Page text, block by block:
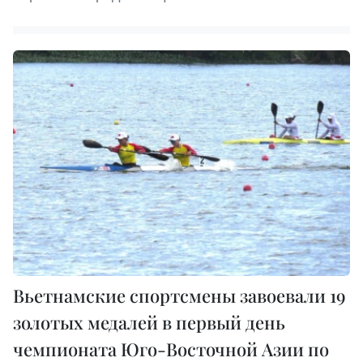
Вьетнамские спортсмены завоевали 19
золотых медалей в первый день
чемпионата Юго-Восточной Азии по